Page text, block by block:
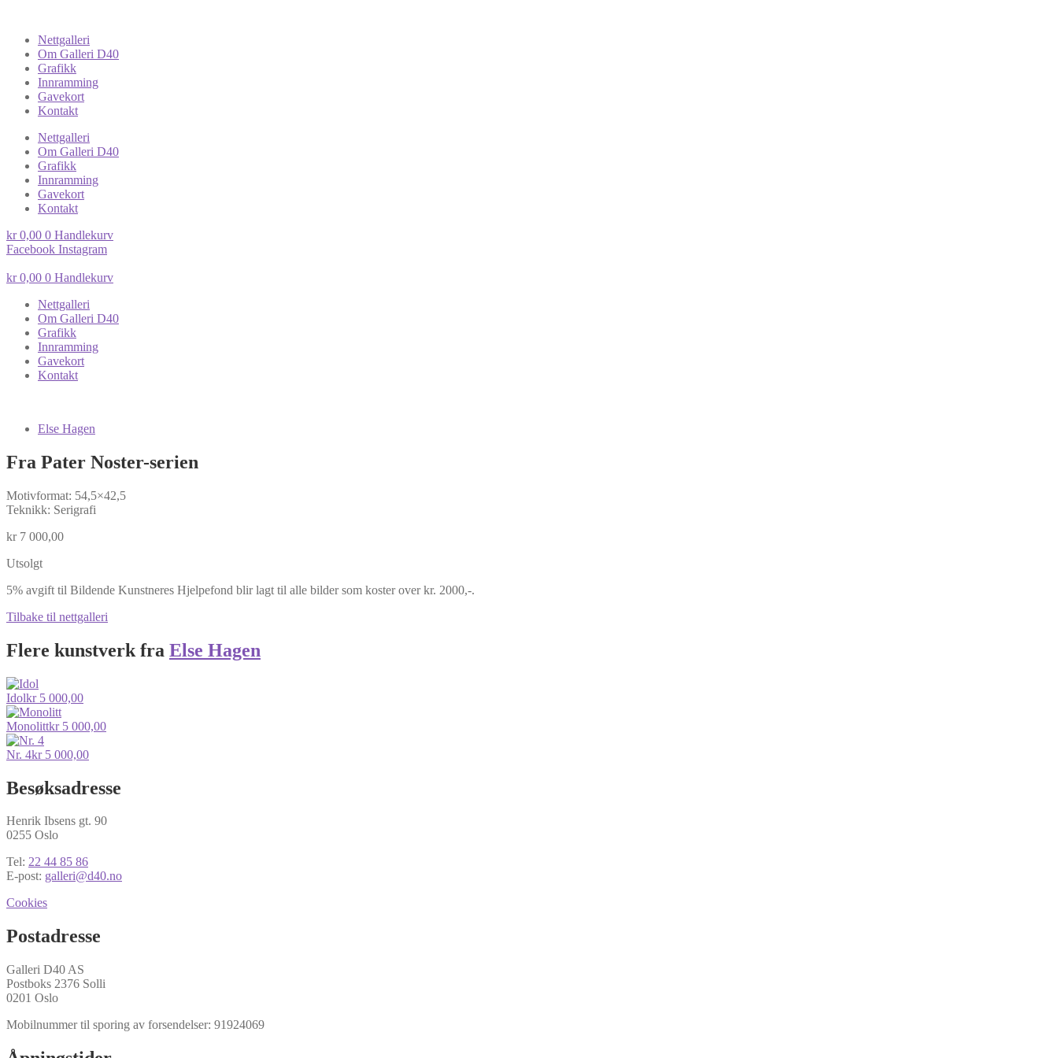
Nettgalleri
Om Galleri D40
Grafikk
Innramming
Gavekort
Kontakt
Nettgalleri
Om Galleri D40
Grafikk
Innramming
Gavekort
Kontakt
kr0,00 0 Handlekurv
Facebook Instagram
kr0,00 0 Handlekurv
Nettgalleri
Om Galleri D40
Grafikk
Innramming
Gavekort
Kontakt
Else Hagen
Fra Pater Noster-serien
Motivformat: 54,5×42,5
Teknikk: Serigrafi
kr7 000,00
Utsolgt
5% avgift til Bildende Kunstneres Hjelpefond blir lagt til alle bilder som koster over kr. 2000,-.
Tilbake til nettgalleri
Flere kunstverk fra Else Hagen
Idolkr5 000,00
Monolittkr5 000,00
Nr. 4kr5 000,00
Besøksadresse
Henrik Ibsens gt. 90
0255 Oslo
Tel: 22 44 85 86
E-post: galleri@d40.no
Cookies
Postadresse
Galleri D40 AS
Postboks 2376 Solli
0201 Oslo
Mobilnummer til sporing av forsendelser: 91924069